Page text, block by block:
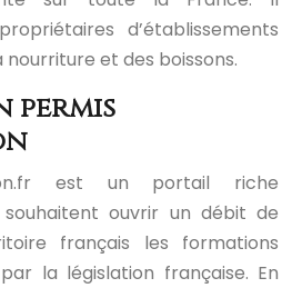
d’établissements
et des boissons.
permis
est un portail riche
ouvrir un débit de
français les formations
la législation française. En